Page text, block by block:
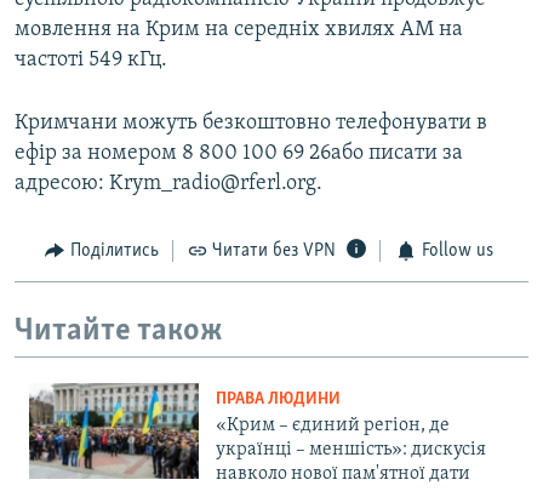
мовлення на Крим на середніх хвилях АМ на
частоті 549 кГц.
Кримчани можуть безкоштовно телефонувати в
ефір за номером 8 800 100 69 26або писати за
адресою: Krym_radio@rferl.org.
Поділитись Читати без VPN Follow us
Читайте також
ПРАВА ЛЮДИНИ
«Крим – єдиний регіон, де
українці – меншість»: дискусія
навколо нової пам'ятної дати